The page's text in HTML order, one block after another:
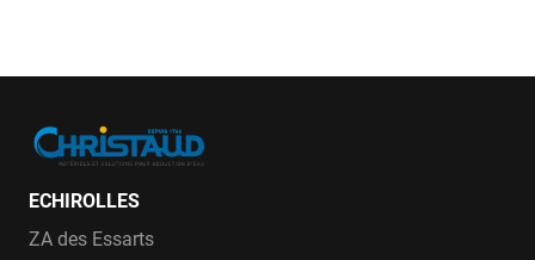
ECHIROLLES
ZA des Essarts